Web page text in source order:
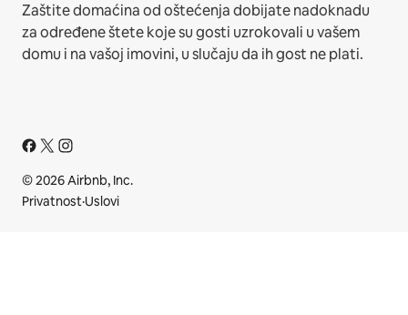
Zaštite domaćina od oštećenja dobijate nadoknadu
za određene štete koje su gosti uzrokovali u vašem
domu i na vašoj imovini, u slučaju da ih gost ne plati.
© 2026 Airbnb, Inc.
Privatnost·Uslovi